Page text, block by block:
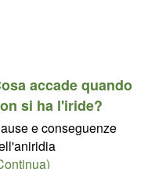
accade quando
si ha l'iride?
e conseguenze